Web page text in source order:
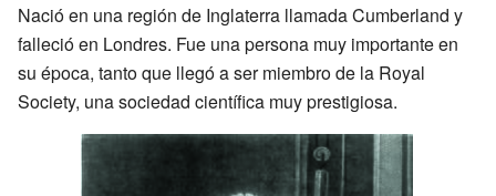
Nació en una región de Inglaterra llamada Cumberland y
falleció en Londres. Fue una persona muy importante en
su época, tanto que llegó a ser miembro de la Royal
Society, una sociedad científica muy prestigiosa.